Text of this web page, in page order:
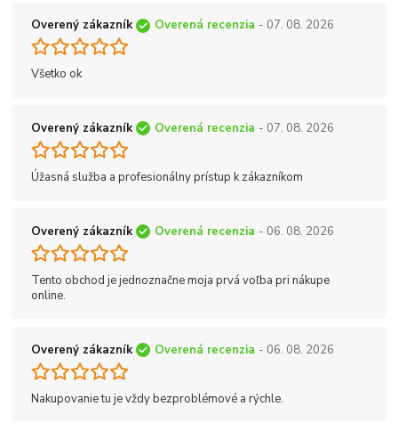
Overený zákazník Overená recenzia - 07. 08. 2026
Všetko ok
Overený zákazník Overená recenzia - 07. 08. 2026
Úžasná služba a profesionálny prístup k zákazníkom
Overený zákazník Overená recenzia - 06. 08. 2026
Tento obchod je jednoznačne moja prvá voľba pri nákupe
online.
Overený zákazník Overená recenzia - 06. 08. 2026
Nakupovanie tu je vždy bezproblémové a rýchle.